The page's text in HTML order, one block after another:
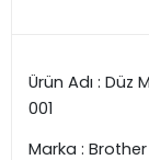
Ürün Adı :
001
Marka : Brother